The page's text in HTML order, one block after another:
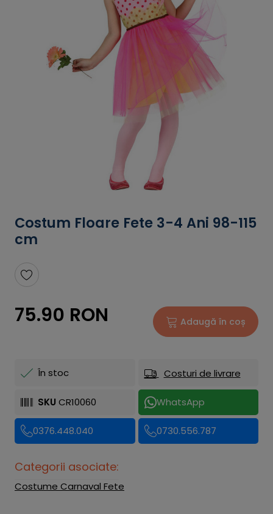
Costum Floare Fete 3-4 Ani 98-115
cm
75.90 RON Adaugă în coș
În stoc Costuri de livrare
SKU CR10060 WhatsApp
0376.448.040 0730.556.787
Categorii asociate:
Costume Carnaval Fete